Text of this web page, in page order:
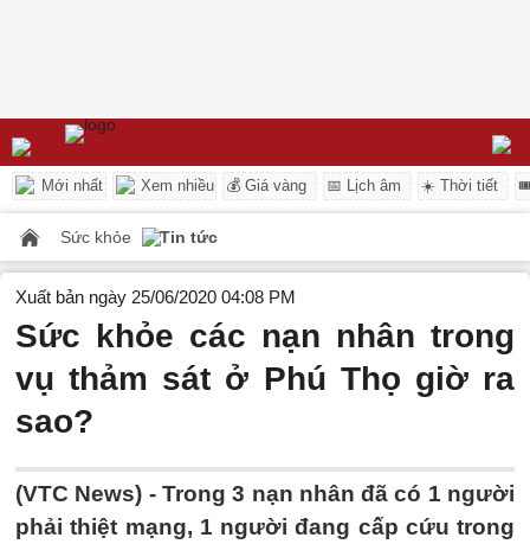
Mới nhất Xem nhiều 💰 Giá vàng 📅 Lịch âm ☀️ Thời tiết
Sức khỏe Tin tức
Xuất bản ngày 25/06/2020 04:08 PM
Sức khỏe các nạn nhân trong
vụ thảm sát ở Phú Thọ giờ ra
sao?
(VTC News) - Trong 3 nạn nhân đã có 1 người
phải thiệt mạng, 1 người đang cấp cứu trong